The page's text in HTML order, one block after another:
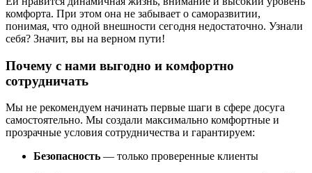
комфорта. При этом она не забывает о саморазвитии,
понимая, что одной внешности сегодня недостаточно. Узнали
себя? Значит, вы на верном пути!
Почему с нами выгодно и комфортно
сотрудничать
Мы не рекомендуем начинать первые шаги в сфере досуга
самостоятельно. Мы создали максимально комфортные и
прозрачные условия сотрудничества и гарантируем:
Безопасность — только проверенные клиенты